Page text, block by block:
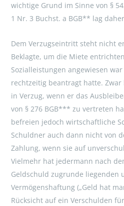
wichtige Grund im Sinne von §
1 Nr. 3 Buchst. a BGB** lag
Dem Verzugseintritt steht nicht
Beklagte, um die Miete
Sozialleistungen angewiesen
rechtzeitig beantragt hatte.
in Verzug, wenn er das
von § 276 BGB*** zu vertreten
befreien jedoch wirtschaftliche
Schuldner auch dann nicht von
Zahlung, wenn sie auf
Vielmehr hat jedermann nach
Geldschuld zugrunde liegenden
Vermögenshaftung („Geld hat
Rücksicht auf ein Verschulden